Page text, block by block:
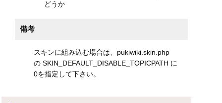
どうか
備考
スキンに組み込む場合は、pukiwiki.skin.php
の SKIN_DEFAULT_DISABLE_TOPICPATH に
0を指定して下さい。